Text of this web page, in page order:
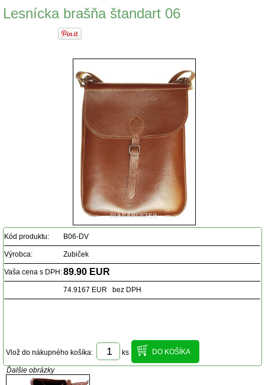
Lesnícka brašňa štandart 06
Kód produktu: B06-DV
Výrobca: Zubiček
Vaša cena s DPH:89.90 EUR
74.9167 EUR bez DPH
Vlož do nákupného košíka: ks
Ďalšie obrázky